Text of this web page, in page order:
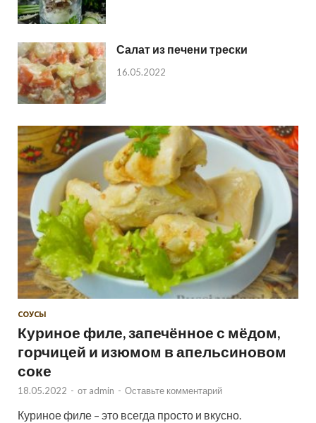
Салат из печени трески
16.05.2022
СОУСЫ
Куриное филе, запечённое с мёдом,
горчицей и изюмом в апельсиновом
соке
18.05.2022 - от admin - Оставьте комментарий
Куриное филе – это всегда просто и вкусно.